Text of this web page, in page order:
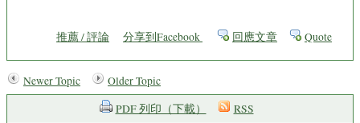
推薦 / 評論 分享到Facebook 回應文章 Quote
Newer Topic
Older Topic
PDF 列印（下載）
RSS